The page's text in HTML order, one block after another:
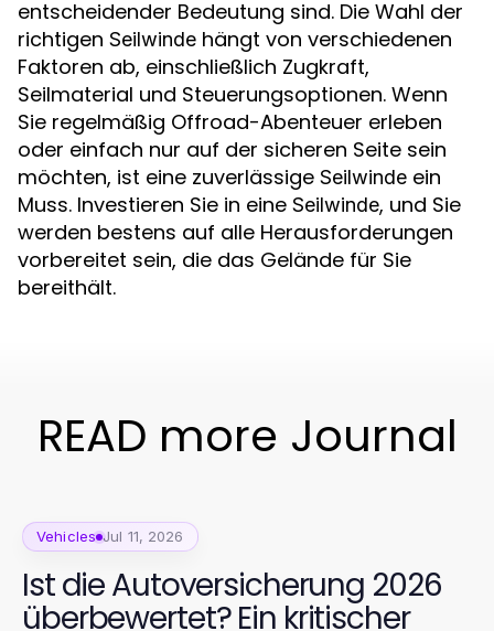
entscheidender Bedeutung sind. Die Wahl der
richtigen Seilwinde hängt von verschiedenen
Faktoren ab, einschließlich Zugkraft,
Seilmaterial und Steuerungsoptionen. Wenn
Sie regelmäßig Offroad-Abenteuer erleben
oder einfach nur auf der sicheren Seite sein
möchten, ist eine zuverlässige Seilwinde ein
Muss. Investieren Sie in eine Seilwinde, und Sie
werden bestens auf alle Herausforderungen
vorbereitet sein, die das Gelände für Sie
bereithält.
READ more Journal
Vehicles Jul 11, 2026
Ist die Autoversicherung 2026
überbewertet? Ein kritischer